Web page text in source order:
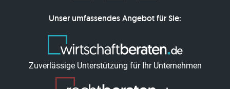
Unser umfassendes Angebot für Sie:
Zuverlässige Unterstützung für Ihr Unternehmen